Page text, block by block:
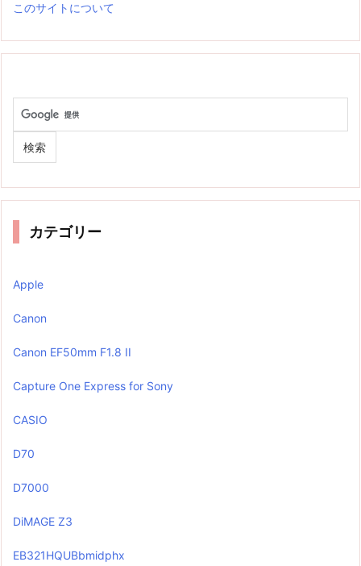
このサイトについて
カテゴリー
Apple
Canon
Canon EF50mm F1.8 II
Capture One Express for Sony
CASIO
D70
D7000
DiMAGE Z3
EB321HQUBbmidphx